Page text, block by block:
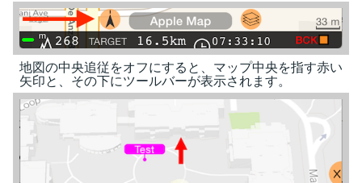
地図の中央追従をオフにすると、マップ中央を指す赤い
矢印と、その下にツールバーが表示されます。